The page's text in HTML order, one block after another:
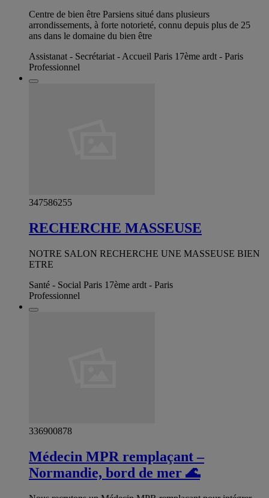
Centre de bien être Parsiens situé dans plusieurs
arrondissements, à forte notorieté, connu depuis plus de 25
ans dans le domaine du bien être
Assistanat - Secrétariat - Accueil Paris 17ème ardt - Paris
Professionnel
347586255
RECHERCHE MASSEUSE
NOTRE SALON RECHERCHE UNE MASSEUSE BIEN
ETRE
Santé - Social Paris 17ème ardt - Paris
Professionnel
336900878
Médecin MPR remplaçant –
Normandie, bord de mer 🌊